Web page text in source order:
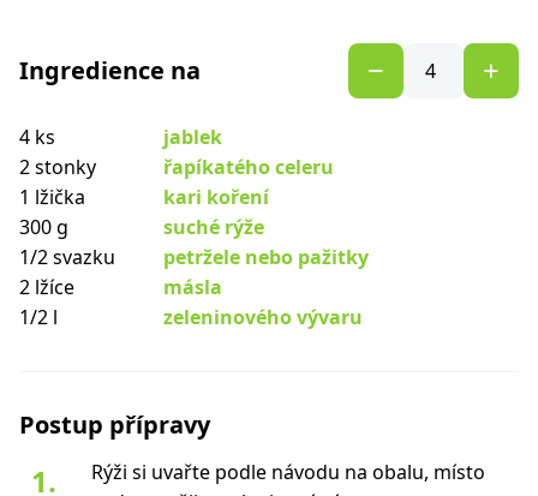
Ingredience na
4 ks
jablek
2 stonky
řapíkatého celeru
1 lžička
kari koření
300 g
suché rýže
1/2 svazku
petržele nebo pažitky
2 lžíce
másla
1/2 l
zeleninového vývaru
Postup přípravy
Rýži si uvařte podle návodu na obalu, místo